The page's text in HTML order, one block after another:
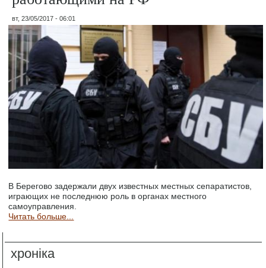
вт, 23/05/2017 - 06:01
В Берегово задержали двух известных местных сепаратистов,
играющих не последнюю роль в органах местного
самоуправления.
Читать больше...
хроніка